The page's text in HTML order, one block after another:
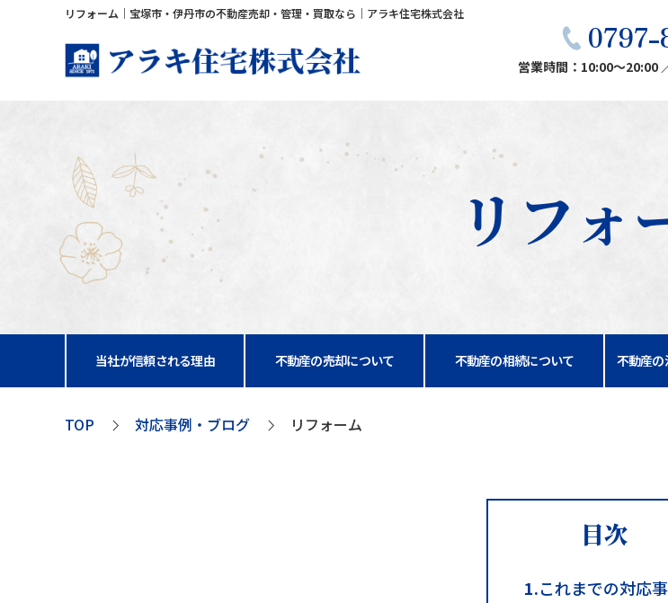
リフォーム｜宝塚市・伊丹市の不動産売却・管理・買取なら｜アラキ住宅株式会社
営業時間：10:00〜20:00
リフォ
当社が信頼される理由 不動産の売却について 不動産の相続について 不動産
TOP 対応事例・ブログ リフォーム
目次
1.これまでの対応